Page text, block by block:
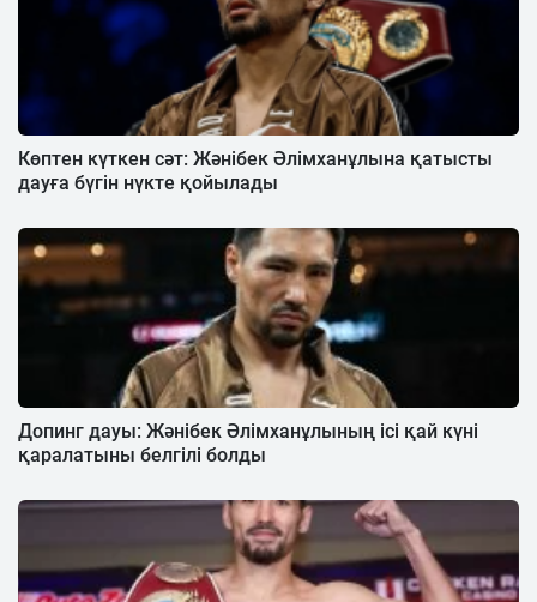
Көптен күткен сәт: Жәнібек Әлімханұлына қатысты
дауға бүгін нүкте қойылады
Допинг дауы: Жәнібек Әлімханұлының ісі қай күні
қаралатыны белгілі болды